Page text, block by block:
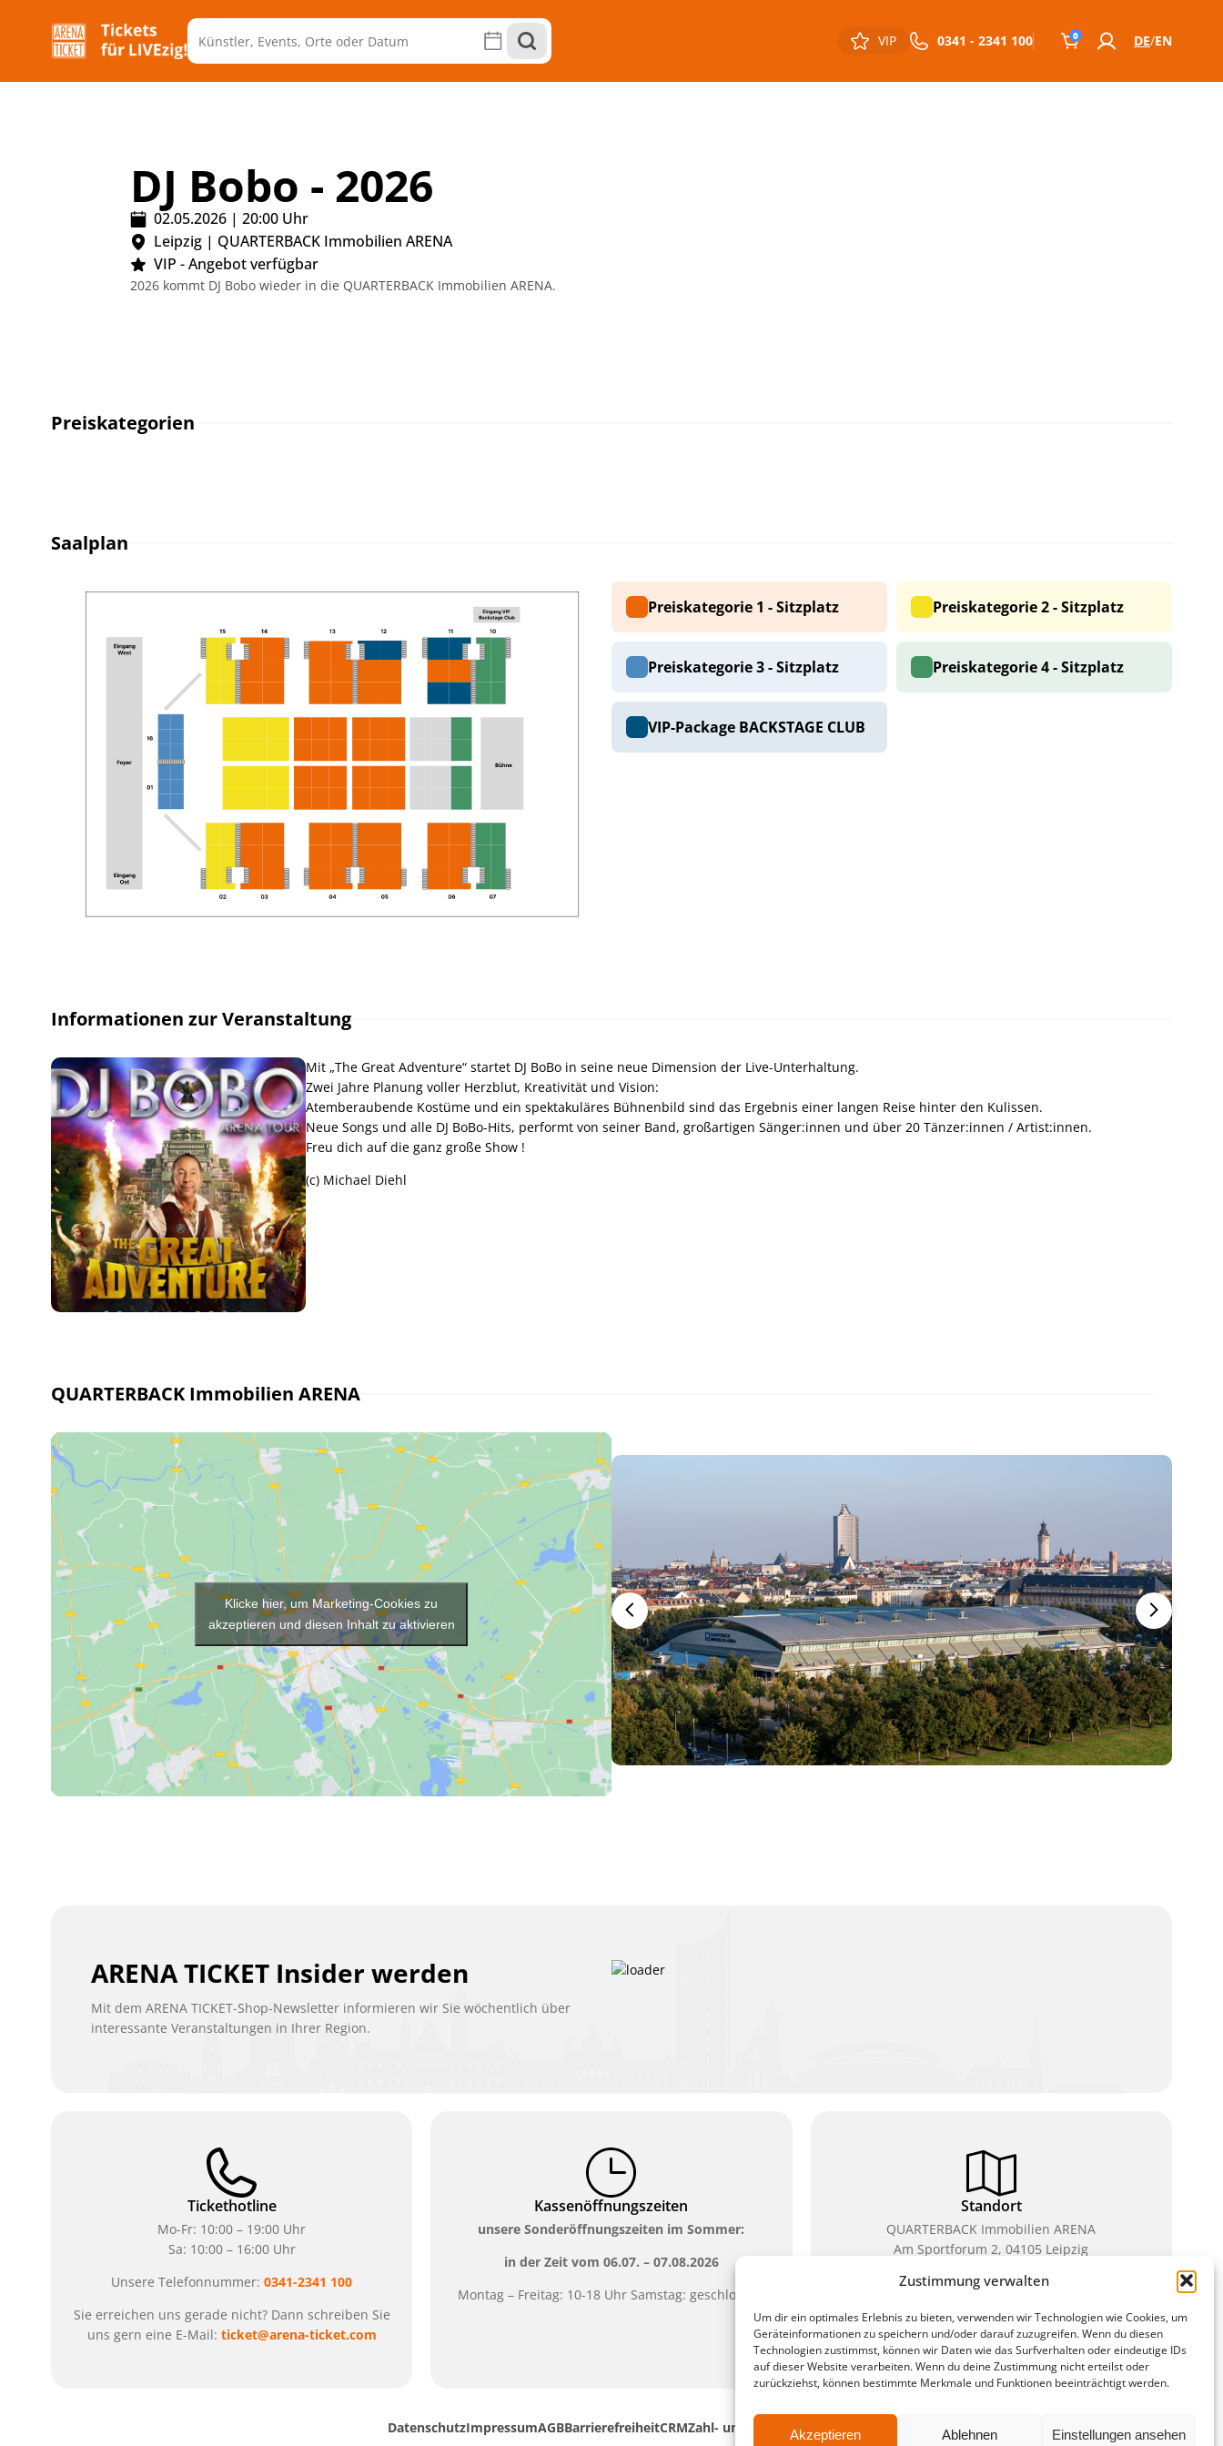
Zustimmung verwalten
Um dir ein optimales Erlebnis zu bieten, verwenden wir Technologien wie Cookies, um
Geräteinformationen zu speichern und/oder darauf zuzugreifen. Wenn du diesen
Technologien zustimmst, können wir Daten wie das Surfverhalten oder eindeutige IDs
auf dieser Website verarbeiten. Wenn du deine Zustimmung nicht erteilst oder
zurückziehst, können bestimmte Merkmale und Funktionen beeinträchtigt werden.
Akzeptieren Ablehnen Einstellungen ansehen
VIP 0341 - 2341 100 0 DE EN
DJ Bobo - 2026
02.05.2026 | 20:00 Uhr
Leipzig | QUARTERBACK Immobilien ARENA
VIP - Angebot verfügbar
2026 kommt DJ Bobo wieder in die QUARTERBACK Immobilien ARENA.
Preiskategorien
Saalplan
Preiskategorie 1 - Sitzplatz Preiskategorie 2 - Sitzplatz
Preiskategorie 3 - Sitzplatz Preiskategorie 4 - Sitzplatz
VIP-Package BACKSTAGE CLUB
Informationen zur Veranstaltung
Mit „The Great Adventure“ startet DJ BoBo in seine neue Dimension der Live-Unterhaltung.
Zwei Jahre Planung voller Herzblut, Kreativität und Vision:
Atemberaubende Kostüme und ein spektakuläres Bühnenbild sind das Ergebnis einer langen Reise hinter den Kulissen.
Neue Songs und alle DJ BoBo-Hits, performt von seiner Band, großartigen Sänger:innen und über 20 Tänzer:innen / Artist:innen.
Freu dich auf die ganz große Show !
(c) Michael Diehl
QUARTERBACK Immobilien ARENA
Klicke hier, um Marketing-Cookies zu
akzeptieren und diesen Inhalt zu aktivieren
ARENA TICKET Insider werden
Mit dem ARENA TICKET-Shop-Newsletter informieren wir Sie wöchentlich über
interessante Veranstaltungen in Ihrer Region.
Tickethotline
Mo-Fr: 10:00 – 19:00 Uhr
Sa: 10:00 – 16:00 Uhr
Unsere Telefonnummer:0341-2341 100
Sie erreichen uns gerade nicht? Dann schreiben Sie
uns gern eine E-Mail: ticket@arena-ticket.com
Kassenöffnungszeiten
unsere Sonderöffnungszeiten im Sommer:
in der Zeit vom 06.07. – 07.08.2026
Montag – Freitag: 10-18 Uhr Samstag: geschlossen
Standort
QUARTERBACK Immobilien ARENA
Am Sportforum 2, 04105 Leipzig
Sie erreichen uns mit dem Öffentlichen Nahverkehr:
Waldplatz/Arena. Kostenfreies Parken ist während
des Ticketkaufs möglich.
DatenschutzImpressumAGBBarrierefreiheitCRMZahl- und Versandarten